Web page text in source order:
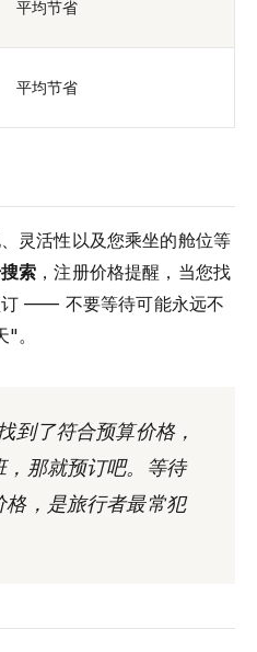
平均节省
平均节省
灵活性以及您乘坐的舱位等
索 ，注册价格提醒，当您找
订 —— 不要等待可能永远不
。
到了符合预算价格，
，那就预订吧。等待
格，是旅行者最常犯